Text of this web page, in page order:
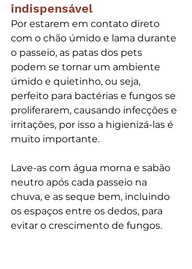
indispensável
Por estarem em contato direto
com o chão úmido e lama durante
o passeio, as patas dos pets
podem se tornar um ambiente
úmido e quietinho, ou seja,
perfeito para bactérias e fungos se
proliferarem, causando infecções e
irritações, por isso a higienizá-las é
muito importante.
Lave-as com água morna e sabão
neutro após cada passeio na
chuva, e as seque bem, incluindo
os espaços entre os dedos, para
evitar o crescimento de fungos.